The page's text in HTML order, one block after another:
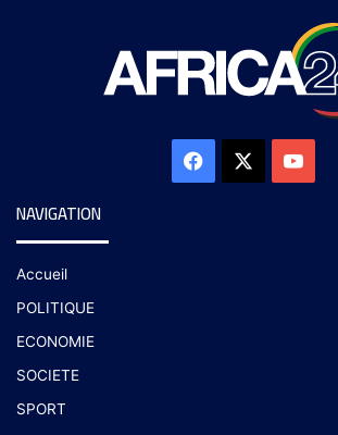
NAVIGATION
Accueil
POLITIQUE
ECONOMIE
SOCIETE
SPORT